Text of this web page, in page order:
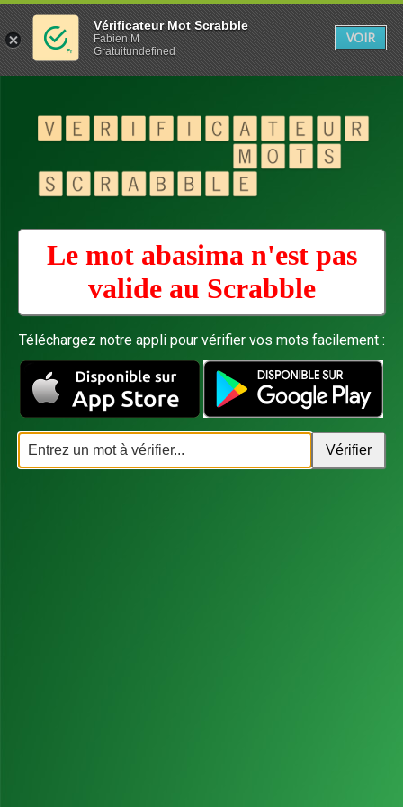
Le mot abasima n'est pas
valide au Scrabble
Téléchargez notre appli pour vérifier vos mots facilement :
Vérificateur Mot Scrabble
Fabien M
Gratuitundefined
VOIR